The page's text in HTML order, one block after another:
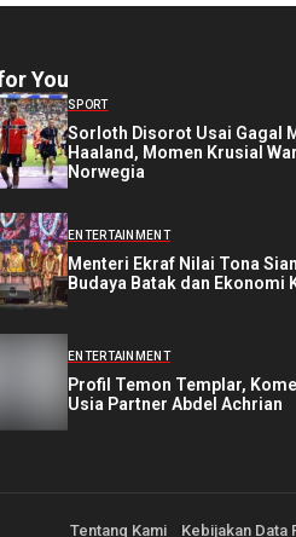
You
SPORT
Sorloth Disorot Usai Gagal
Haaland, Momen Krusial
Norwegia
ENTERTAINMENT
Menteri Ekraf Nilai Tona
Budaya Batak dan Ekonomi
ENTERTAINMENT
Profil Temon Templar,
Usia Partner Abdel Achrian
Tentang Kami Kebijakan Data